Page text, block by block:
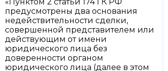
предусмотрены два основания
недействительности сделки,
совершенной представителем или
действующим от имени
юридического лица без
доверенности органом
юридического лица (далее в этом